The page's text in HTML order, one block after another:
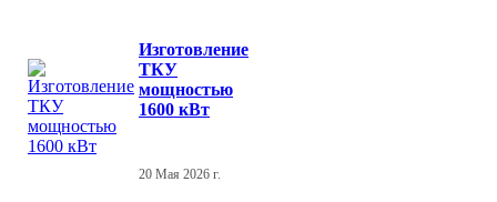
Изготовление
ТКУ
мощностью
1600 кВт
20 Мая 2026 г.